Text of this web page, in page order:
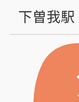
下曽我駅